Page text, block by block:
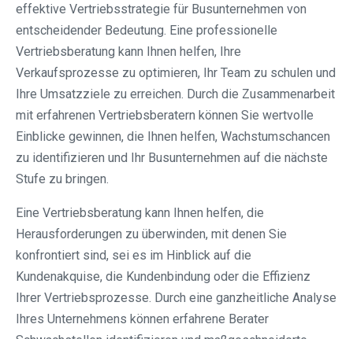
effektive Vertriebsstrategie für Busunternehmen von
entscheidender Bedeutung. Eine professionelle
Vertriebsberatung kann Ihnen helfen, Ihre
Verkaufsprozesse zu optimieren, Ihr Team zu schulen und
Ihre Umsatzziele zu erreichen. Durch die Zusammenarbeit
mit erfahrenen Vertriebsberatern können Sie wertvolle
Einblicke gewinnen, die Ihnen helfen, Wachstumschancen
zu identifizieren und Ihr Busunternehmen auf die nächste
Stufe zu bringen.
Eine Vertriebsberatung kann Ihnen helfen, die
Herausforderungen zu überwinden, mit denen Sie
konfrontiert sind, sei es im Hinblick auf die
Kundenakquise, die Kundenbindung oder die Effizienz
Ihrer Vertriebsprozesse. Durch eine ganzheitliche Analyse
Ihres Unternehmens können erfahrene Berater